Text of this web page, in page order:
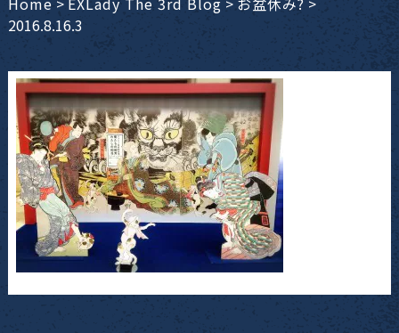
2016.8.16.3